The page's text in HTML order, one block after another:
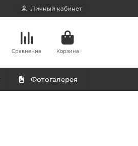
Личный кабинет
Сравнение Корзина
Фотогалерея